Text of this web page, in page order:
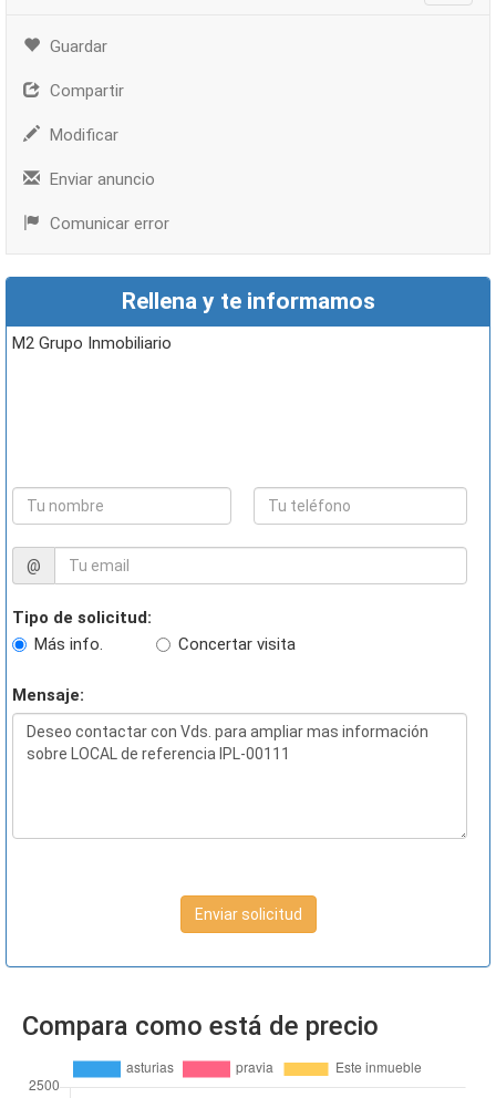
Guardar
Compartir
Modificar
Enviar anuncio
Comunicar error
Rellena y te informamos
M2 Grupo Inmobiliario
@
Tipo de solicitud:
Más info.
Concertar visita
Mensaje:
Enviar solicitud
Compara como está de precio